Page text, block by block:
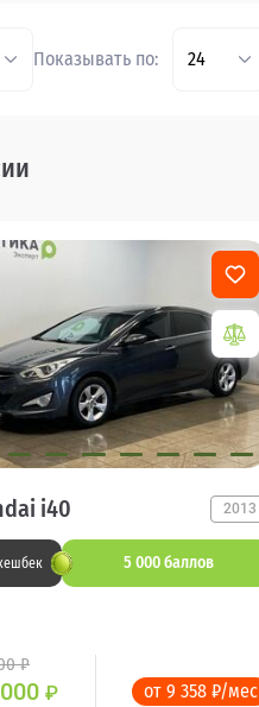
Показывать по: 24
i40 2013
5 000 баллов
₽
₽ от 9 358 ₽/мес